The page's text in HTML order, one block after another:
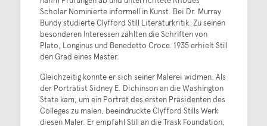
Scholar Nominierte informell in Kunst. Bei Dr. Murray
Bundy studierte Clyfford Still Literaturkritik. Zu seinen
besonderen Interessen zählten die Schriften von
Plato, Longinus und Benedetto Croce. 1935 erhielt Still
den Grad eines Master.
Gleichzeitig konnte er sich seiner Malerei widmen. Als
der Porträtist Sidney E. Dichinson an die Washington
State kam, um ein Porträt des ersten Präsidenten des
Colleges zu malen, beeindruckte Clyfford Stills Werk
diesen Maler. Er empfahl Still an die Trask Foundation,